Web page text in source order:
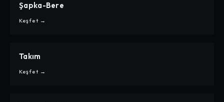
CARPE
ŞAPKA-BERE
Şapka-Bere
Keşfet →
CARPE
TAKIM
Takım
Keşfet →